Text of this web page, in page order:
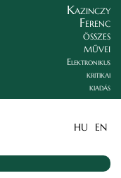
Kazinczy
Ferenc
összes
művei
Elektronikus
kritikai
kiadás
HU EN